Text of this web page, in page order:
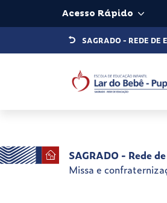
Acesso Rápido
SAGRADO - REDE DE
SAGRADO - Rede
Missa e